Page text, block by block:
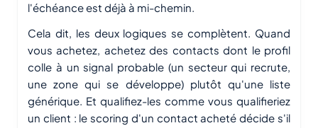
l'échéance est déjà à mi-chemin.
Cela dit, les deux logiques se complètent. Quand
vous achetez, achetez des contacts dont le profil
colle à un signal probable (un secteur qui recrute,
une zone qui se développe) plutôt qu'une liste
générique. Et qualifiez-les comme vous qualifieriez
un client : le scoring d'un contact acheté décide s'il